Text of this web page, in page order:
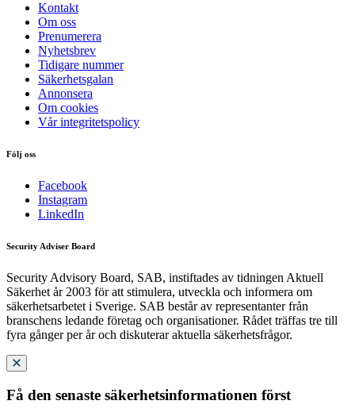
Kontakt
Om oss
Prenumerera
Nyhetsbrev
Tidigare nummer
Säkerhetsgalan
Annonsera
Om cookies
Vår integritetspolicy
Följ oss
Facebook
Instagram
LinkedIn
Security Adviser Board
Security Advisory Board, SAB, instiftades av tidningen Aktuell
Säkerhet år 2003 för att stimulera, utveckla och informera om
säkerhetsarbetet i Sverige. SAB består av representanter från
branschens ledande företag och organisationer. Rådet träffas tre till
fyra gånger per år och diskuterar aktuella säkerhetsfrågor.
Få den senaste säkerhetsinformationen först